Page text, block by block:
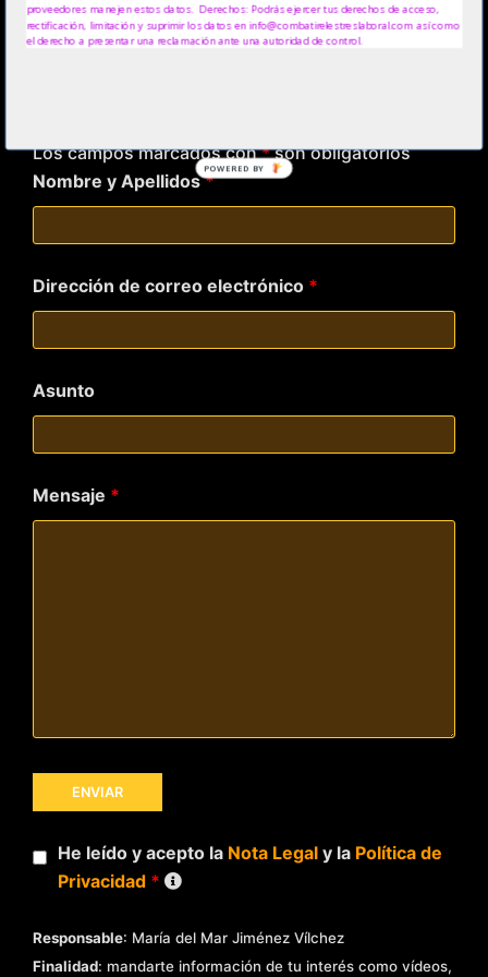
www.mansicor.com
Los campos marcados con*son obligatorios
Nombre y Apellidos*
Dirección de correo electrónico *
Asunto
Mensaje *
He leído y acepto la Nota Legaly la Política de
Privacidad *
Responsable: María del Mar Jiménez Vílchez
Finalidad: mandarte información de tu interés como vídeos,
proveedores manejen estos datos. Derechos: Podrás ejercer tus derechos de acceso,
rectificación, limitación y suprimir los datos en info@combatirelestreslaboral.com así como
el derecho a presentar una reclamación ante una autoridad de control.
POWERED BY